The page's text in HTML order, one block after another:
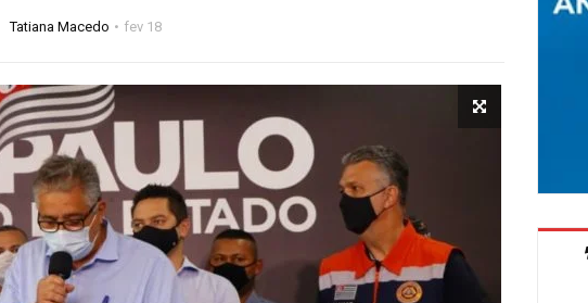
Tatiana Macedo fev 18